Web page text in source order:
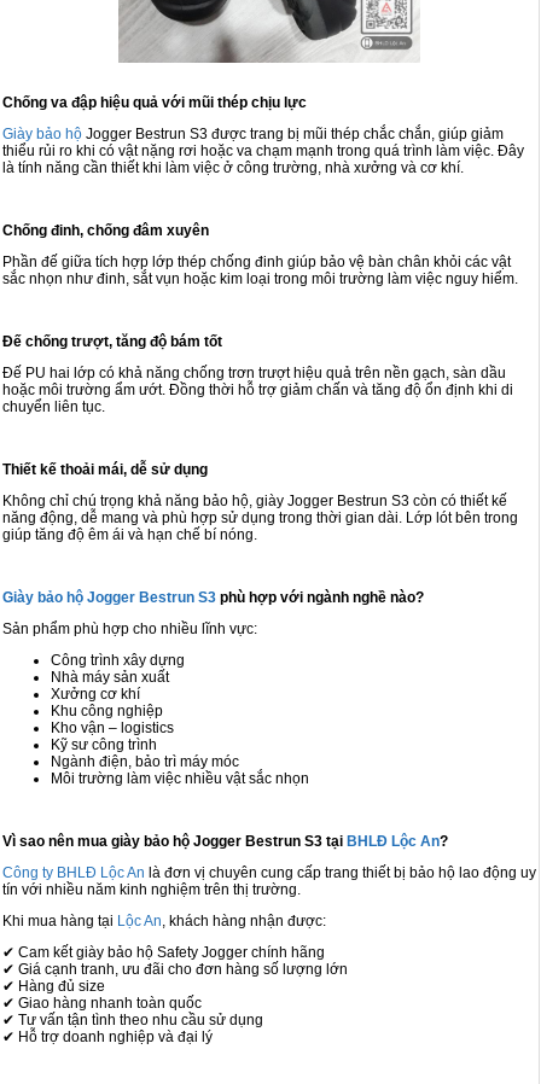
Chống va đập hiệu quả với mũi thép chịu lực
Giày bảo hộ Jogger Bestrun S3 được trang bị mũi thép chắc chắn, giúp giảm
thiểu rủi ro khi có vật nặng rơi hoặc va chạm mạnh trong quá trình làm việc. Đây
là tính năng cần thiết khi làm việc ở công trường, nhà xưởng và cơ khí.
Chống đinh, chống đâm xuyên
Phần đế giữa tích hợp lớp thép chống đinh giúp bảo vệ bàn chân khỏi các vật
sắc nhọn như đinh, sắt vụn hoặc kim loại trong môi trường làm việc nguy hiểm.
Đế chống trượt, tăng độ bám tốt
Đế PU hai lớp có khả năng chống trơn trượt hiệu quả trên nền gạch, sàn dầu
hoặc môi trường ẩm ướt. Đồng thời hỗ trợ giảm chấn và tăng độ ổn định khi di
chuyển liên tục.
Thiết kế thoải mái, dễ sử dụng
Không chỉ chú trọng khả năng bảo hộ, giày Jogger Bestrun S3 còn có thiết kế
năng động, dễ mang và phù hợp sử dụng trong thời gian dài. Lớp lót bên trong
giúp tăng độ êm ái và hạn chế bí nóng.
Giày bảo hộ Jogger Bestrun S3 phù hợp với ngành nghề nào?
Sản phẩm phù hợp cho nhiều lĩnh vực:
Công trình xây dựng
Nhà máy sản xuất
Xưởng cơ khí
Khu công nghiệp
Kho vận – logistics
Kỹ sư công trình
Ngành điện, bảo trì máy móc
Môi trường làm việc nhiều vật sắc nhọn
Vì sao nên mua giày bảo hộ Jogger Bestrun S3 tại BHLĐ Lộc An?
Công ty BHLĐ Lộc An là đơn vị chuyên cung cấp trang thiết bị bảo hộ lao động uy
tín với nhiều năm kinh nghiệm trên thị trường.
Khi mua hàng tại Lộc An , khách hàng nhận được:
✔ Cam kết giày bảo hộ Safety Jogger chính hãng
✔ Giá cạnh tranh, ưu đãi cho đơn hàng số lượng lớn
✔ Hàng đủ size
✔ Giao hàng nhanh toàn quốc
✔ Tư vấn tận tình theo nhu cầu sử dụng
✔ Hỗ trợ doanh nghiệp và đại lý